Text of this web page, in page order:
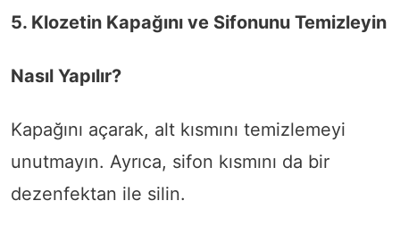
5. Klozetin Kapağını ve Sifonunu Temizleyin
Nasıl Yapılır?
Kapağını açarak, alt kısmını temizlemeyi
unutmayın. Ayrıca, sifon kısmını da bir
dezenfektan ile silin.